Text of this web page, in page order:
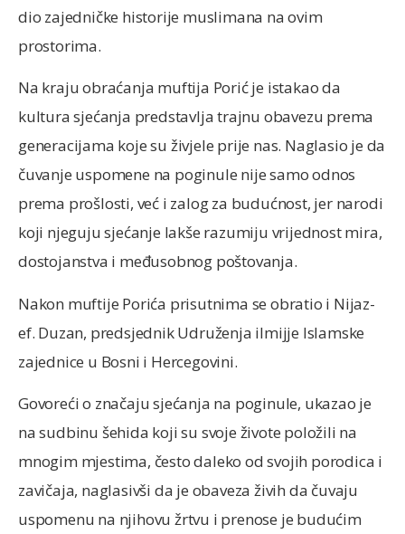
dio zajedničke historije muslimana na ovim
prostorima.
Na kraju obraćanja muftija Porić je istakao da
kultura sjećanja predstavlja trajnu obavezu prema
generacijama koje su živjele prije nas. Naglasio je da
čuvanje uspomene na poginule nije samo odnos
prema prošlosti, već i zalog za budućnost, jer narodi
koji njeguju sjećanje lakše razumiju vrijednost mira,
dostojanstva i međusobnog poštovanja.
Nakon muftije Porića prisutnima se obratio i Nijaz-
ef. Duzan, predsjednik Udruženja ilmijje Islamske
zajednice u Bosni i Hercegovini.
Govoreći o značaju sjećanja na poginule, ukazao je
na sudbinu šehida koji su svoje živote položili na
mnogim mjestima, često daleko od svojih porodica i
zavičaja, naglasivši da je obaveza živih da čuvaju
uspomenu na njihovu žrtvu i prenose je budućim